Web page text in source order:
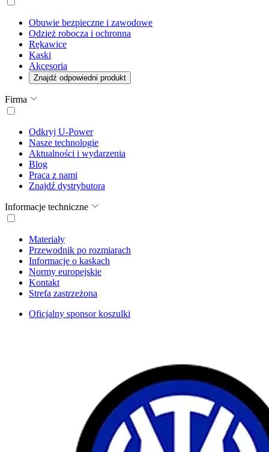
Obuwie bezpieczne i zawodowe
Odzież robocza i ochronna
Rękawice
Kaski
Akcesoria
Znajdź odpowiedni produkt
Firma
Odkryj U-Power
Nasze technologie
Aktualności i wydarzenia
Blog
Praca z nami
Znajdź dystrybutora
Informacje techniczne
Materiały
Przewodnik po rozmiarach
Informacje o kaskach
Normy europejskie
Kontakt
Strefa zastrzeżona
Oficjalny sponsor koszulki